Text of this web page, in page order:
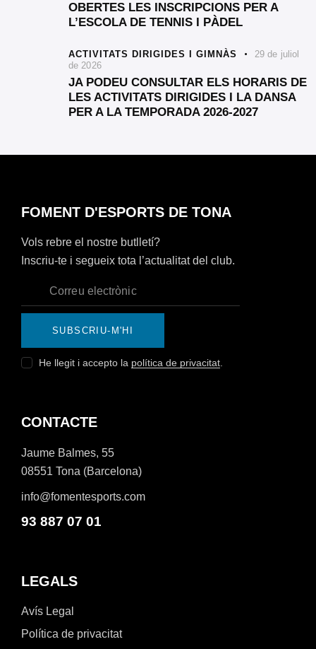
OBERTES LES INSCRIPCIONS PER A
L’ESCOLA DE TENNIS I PÀDEL
ACTIVITATS DIRIGIDES I GIMNÀS
29 de juliol
de 2026
JA PODEU CONSULTAR ELS HORARIS DE
LES ACTIVITATS DIRIGIDES I LA DANSA
PER A LA TEMPORADA 2026-2027
FOMENT D'ESPORTS DE TONA
Vols rebre el nostre butlletí?
Inscriu-te i segueix tota l’actualitat del club.
SUBSCRIU-M'HI
He llegit i accepto la política de privacitat
CONTACTE
Jaume Balmes, 55
08551 Tona (Barcelona)
info@fomentesports.com
93 887 07 01
LEGALS
Avís Legal
Política de privacitat